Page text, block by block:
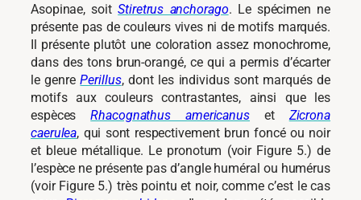
Asopinae, soitStiretrus anchorago. Le spécimen ne
présente pas de couleurs vives ni de motifs marqués.
Il présente plutôt une coloration assez monochrome,
dans des tons brun-orangé, ce qui a permis d’écarter
le genrePerillus, dont les individus sont marqués de
motifs aux couleurs contrastantes, ainsi que les
espècesRhacognathus americanus et Zicrona
caerulea, qui sont respectivement brun foncé ou noir
et bleue métallique. Le pronotum (voir Figure 5.) de
l’espèce ne présente pas d’angle huméral ou humérus
(voir Figure 5.) très pointu et noir, comme c’est le cas